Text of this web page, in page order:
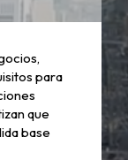
para
que
base